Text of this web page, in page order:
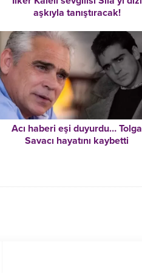
aşkıyla tanıştıracak!
Acı haberi eşi duyurdu… Tolga
Savacı hayatını kaybetti